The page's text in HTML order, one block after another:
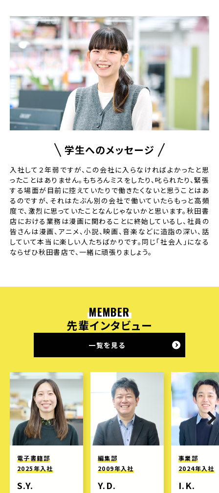
学生へのメッセージ
入社して２年弱ですが、この会社に入らなければよかったと思
ったことはありません。もちろんミスをしたり、叱られたり、緊張
する場面が目前に控えていたりで働きたくないと思うことはあ
るのですが、それはたぶん別の会社で働いていたらもっと高頻
度で、激烈に思っていたことなんじゃないかと思います。秋田書
店における業務は漫画に関わることに終始しているし、社員の
皆さんは漫画、アニメ、小説、映画、音楽などに造詣の深い、話
していて本当に楽しい人たちばかりです。同じ「社会人」になる
ならぜひ秋田書店で、一緒に頑張りましょう。
MEMBER
先輩インタビュー
一覧を見る
電子書籍部
2025年入社
S.Y.
編集部
2009年入社
Y.D.
事業部
2024年入社
I.K.